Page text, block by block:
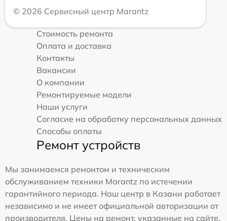
© 2026 Сервисный центр Marantz
Стоимость ремонта
Оплата и доставка
Контакты
Вакансии
О компании
Ремонтируемые модели
Наши услуги
Согласие на обработку персональных данных
Способы оплаты
Ремонт устройств
Мы занимаемся ремонтом и техническим
обслуживанием техники Marantz по истечении
гарантийного периода. Наш центр в Казани работает
независимо и не имеет официальной авторизации от
производителя. Цены на ремонт, указанные на сайте,